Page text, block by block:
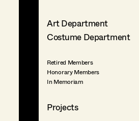
Art Department
Costume Department
Retired Members
Honorary Members
In Memoriam
Projects